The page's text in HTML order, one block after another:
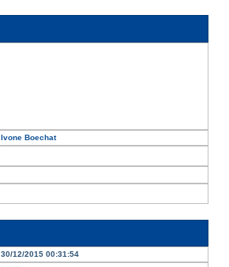
Ivone Boechat
30/12/2015 00:31:54